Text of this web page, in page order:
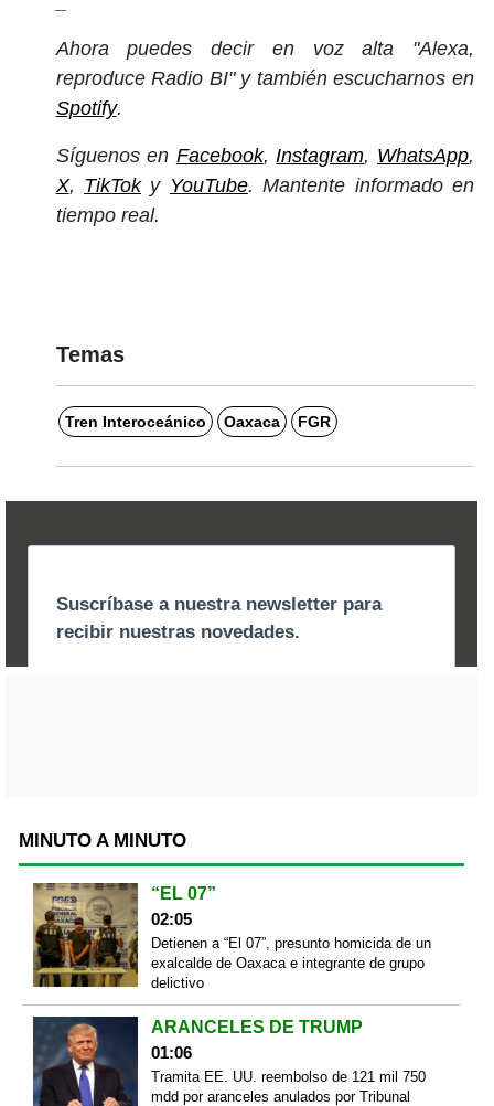
Ahora puedes decir en voz alta "Alexa,
reproduce Radio BI" y también escucharnos en
Spotify.
Síguenos en Facebook, Instagram, WhatsApp,
X, TikToky YouTube. Mantente informado en
tiempo real.
Temas
Tren Interoceánico Oaxaca FGR
MINUTO A MINUTO
“EL 07”
02:05
Detienen a “El 07”, presunto homicida de un
exalcalde de Oaxaca e integrante de grupo
delictivo
ARANCELES DE TRUMP
01:06
Tramita EE. UU. reembolso de 121 mil 750
mdd por aranceles anulados por Tribunal